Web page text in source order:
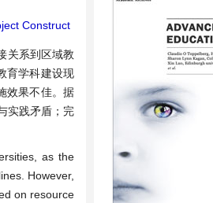
Construct
关系到区域教
育学科建设现
效果不佳。据
实践矛盾；完
as the
However,
on resource